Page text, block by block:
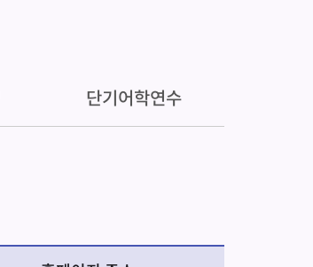
단기어학연수